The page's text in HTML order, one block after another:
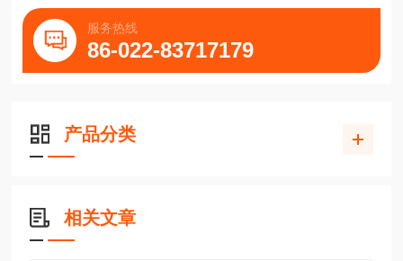
服务热线
86-022-83717179
产品分类
相关文章